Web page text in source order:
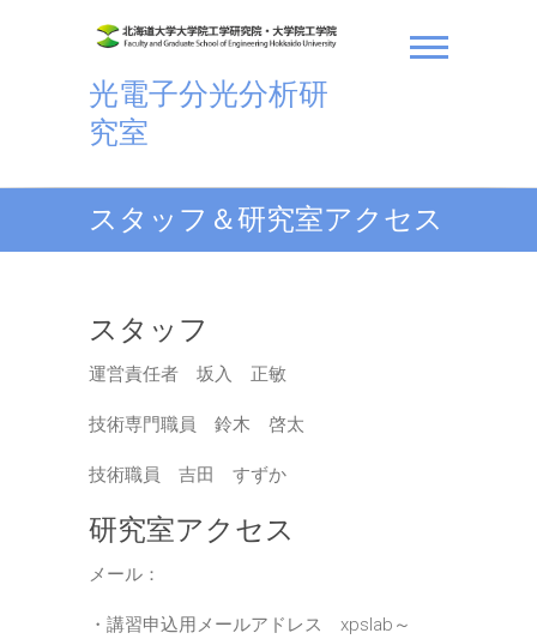
光電子分光分析研
究室
スタッフ＆研究室アクセス
スタッフ
運営責任者 坂入 正敏
技術専門職員 鈴木 啓太
技術職員 吉田 すずか
研究室アクセス
メール：
・講習申込用メールアドレス xpslab～